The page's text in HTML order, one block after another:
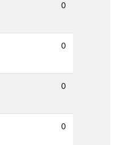
0
0
0
0